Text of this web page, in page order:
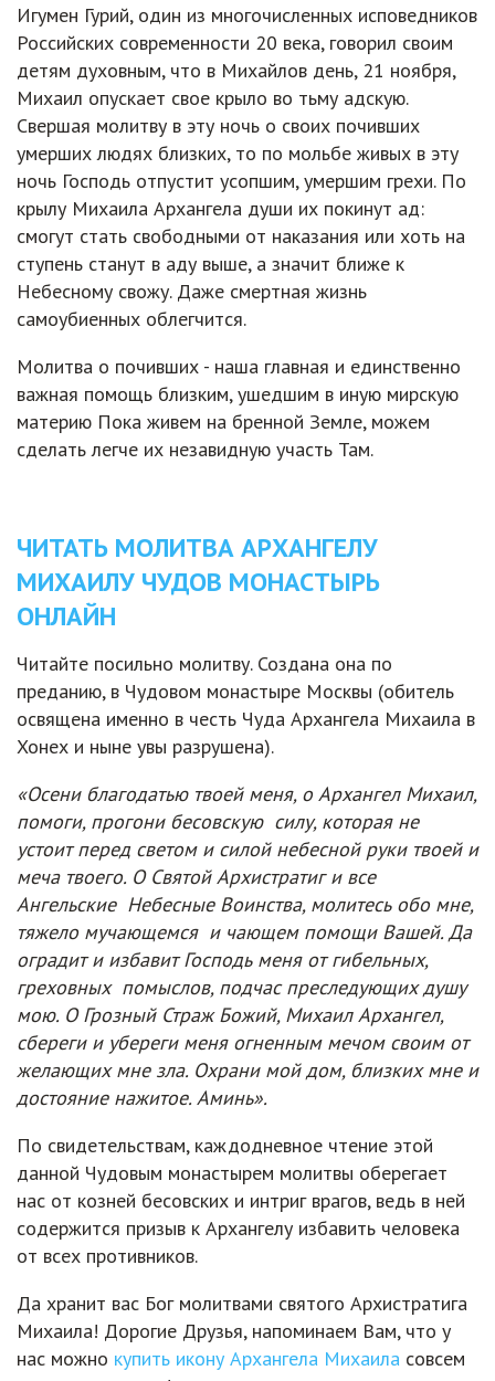
Игумен Гурий, один из многочисленных исповедников
Российских современности 20 века, говорил своим
детям духовным, что в Михайлов день, 21 ноября,
Михаил опускает свое крыло во тьму адскую.
Свершая молитву в эту ночь о своих почивших
умерших людях близких, то по мольбе живых в эту
ночь Господь отпустит усопшим, умершим грехи. По
крылу Михаила Архангела души их покинут ад:
смогут стать свободными от наказания или хоть на
ступень станут в аду выше, а значит ближе к
Небесному свожу. Даже смертная жизнь
самоубиенных облегчится.
Молитва о почивших - наша главная и единственно
важная помощь близким, ушедшим в иную мирскую
материю Пока живем на бренной Земле, можем
сделать легче их незавидную участь Там.
ЧИТАТЬ МОЛИТВА АРХАНГЕЛУ
МИХАИЛУ ЧУДОВ МОНАСТЫРЬ
ОНЛАЙН
Читайте посильно молитву. Создана она по
преданию, в Чудовом монастыре Москвы (обитель
освящена именно в честь Чуда Архангела Михаила в
Хонех и ныне увы разрушена).
«Осени благодатью твоей меня, о Архангел Михаил,
помоги, прогони бесовскую силу, которая не
устоит перед светом и силой небесной руки твоей и
меча твоего. О Святой Архистратиг и все
Ангельские Небесные Воинства, молитесь обо мне,
тяжело мучающемся и чающем помощи Вашей. Да
оградит и избавит Господь меня от гибельных,
греховных помыслов, подчас преследующих душу
мою. О Грозный Страж Божий, Михаил Архангел,
сбереги и убереги меня огненным мечом своим от
желающих мне зла. Охрани мой дом, близких мне и
достояние нажитое. Аминь».
По свидетельствам, каждодневное чтение этой
данной Чудовым монастырем молитвы оберегает
нас от козней бесовских и интриг врагов, ведь в ней
содержится призыв к Архангелу избавить человека
от всех противников.
Да хранит вас Бог молитвами святого Архистратига
Михаила! Дорогие Друзья, напоминаем Вам, что у
нас можно купить икону Архангела Михаила совсем